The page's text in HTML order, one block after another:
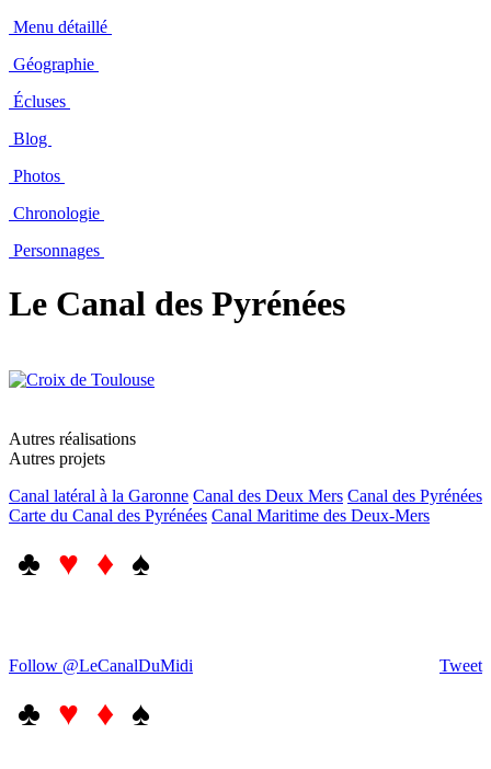
Menu détaillé
Géographie
Écluses
Blog
Photos
Chronologie
Personnages
Le Canal des Pyrénées
Autres réalisations
Autres projets
Canal latéral à la Garonne Canal des Deux Mers Canal des Pyrénées
Carte du Canal des Pyrénées Canal Maritime des Deux-Mers
♣ ♥ ♦ ♠
Tweet
Follow @LeCanalDuMidi
♣ ♥ ♦ ♠